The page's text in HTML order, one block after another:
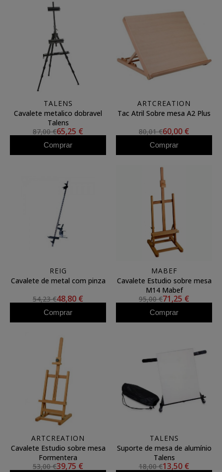
TALENS
Cavalete metalico dobravel
Talens
87,00 €65,25 €
Comprar
ARTCREATION
Tac Atril Sobre mesa A2 Plus
80,01 €60,00 €
Comprar
REIG
Cavalete de metal com pinza
54,23 €48,80 €
Comprar
MABEF
Cavalete Estudio sobre mesa
M14 Mabef
95,00 €71,25 €
Comprar
ARTCREATION
Cavalete Estudio sobre mesa
Formentera
53,00 €39,75 €
TALENS
Suporte de mesa de alumínio
Talens
18,00 €13,50 €